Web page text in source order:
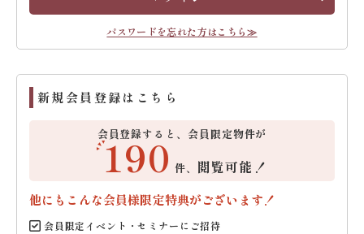
パスワードを忘れた方はこちら≫
新規会員登録はこちら
会員登録すると、会員限定物件が
190 件、 閲覧可能！
他にもこんな会員様限定特典がございます！
会員限定イベント・セミナーにご招待